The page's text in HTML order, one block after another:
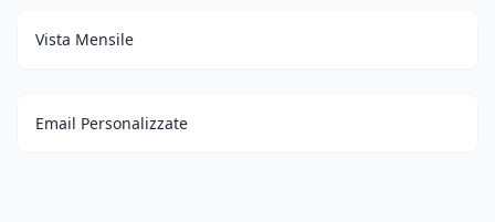
Vista Mensile
Email Personalizzate